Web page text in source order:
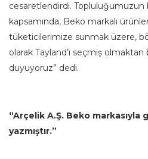
cesaretlendirdi. Topluluğumuzun
kapsamında, Beko markalı
tüketicilerimize sunmak üzere,
olarak Tayland’ı seçmiş
duyuyoruz” dedi.
“Arçelik A.Ş. Beko markasıyla
yazmıştır.”